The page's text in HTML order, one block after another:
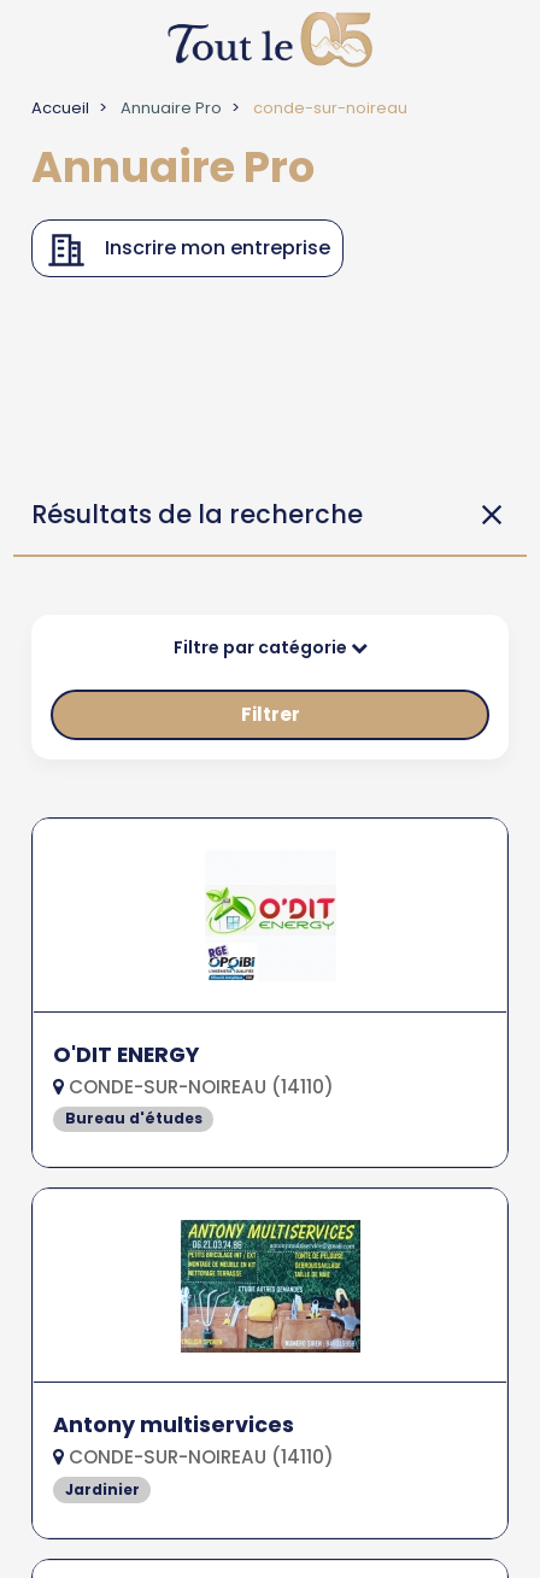
Accueil Annuaire Pro conde-sur-noireau
Annuaire Pro
Inscrire mon entreprise
Résultats de la recherche
Filtre par catégorie
Filtrer
O'DIT ENERGY
CONDE-SUR-NOIREAU (14110)
Bureau d'études
Antony multiservices
CONDE-SUR-NOIREAU (14110)
Jardinier